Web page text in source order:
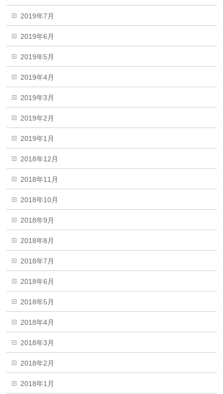
2019年7月
2019年6月
2019年5月
2019年4月
2019年3月
2019年2月
2019年1月
2018年12月
2018年11月
2018年10月
2018年9月
2018年8月
2018年7月
2018年6月
2018年5月
2018年4月
2018年3月
2018年2月
2018年1月